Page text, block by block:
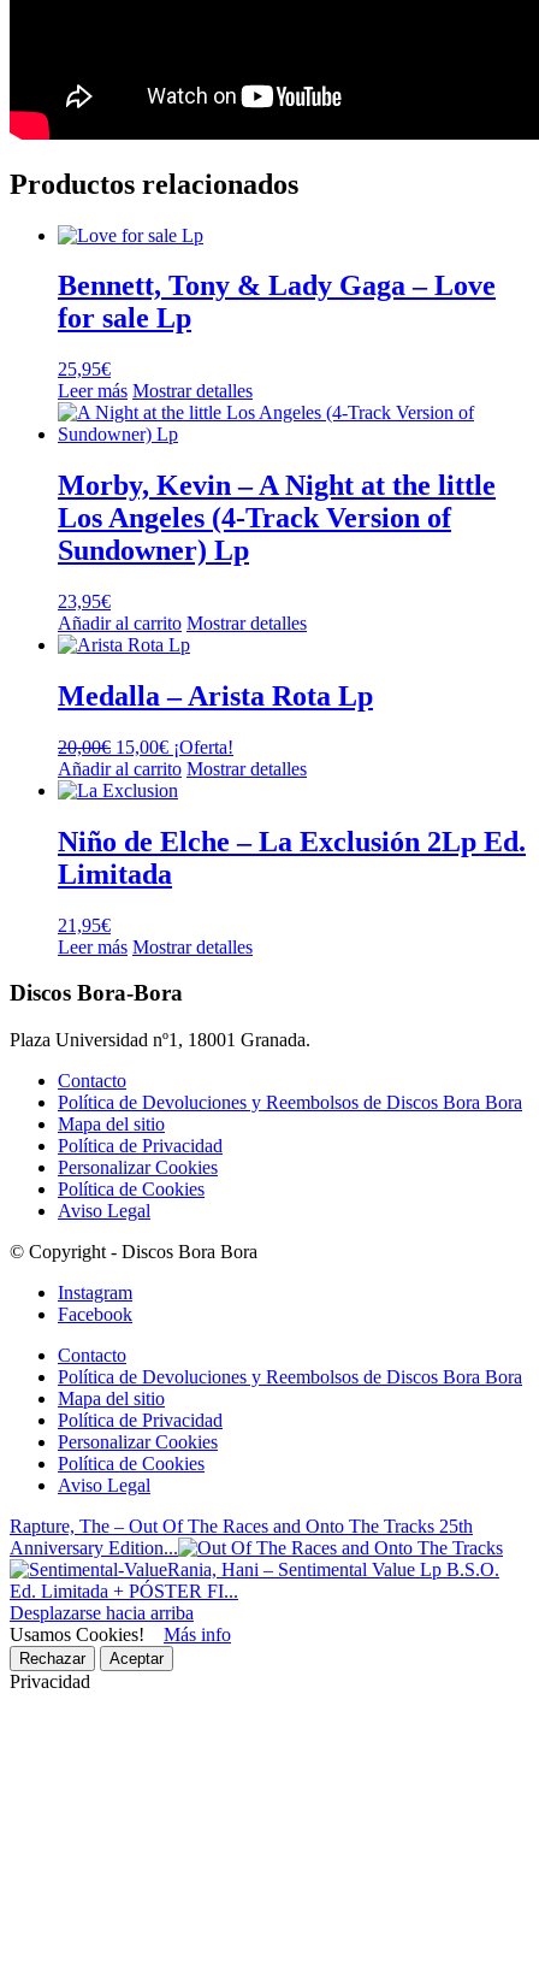
Productos relacionados
Bennett, Tony & Lady Gaga – Love
for sale Lp
25,95€
Leer más Mostrar detalles
Morby, Kevin – A Night at the little
Los Angeles (4-Track Version of
Sundowner) Lp
23,95€
Añadir al carrito Mostrar detalles
Medalla – Arista Rota Lp
20,00€ El
precio
original
20,00€.
15,00€El
precio
actual
15,00€.
¡Oferta!
Añadir al carrito Mostrar detalles
Niño de Elche – La Exclusión 2Lp Ed.
Limitada
21,95€
Leer más Mostrar detalles
Discos Bora-Bora
Plaza Universidad nº1, 18001 Granada.
Contacto
Política de Devoluciones y Reembolsos de Discos Bora Bora
Mapa del sitio
Política de Privacidad
Personalizar Cookies
Política de Cookies
Aviso Legal
© Copyright - Discos Bora Bora
Instagram
Facebook
Contacto
Política de Devoluciones y Reembolsos de Discos Bora Bora
Mapa del sitio
Política de Privacidad
Personalizar Cookies
Política de Cookies
Aviso Legal
Rapture, The – Out Of The Races and Onto The Tracks 25th
Anniversary Edition...
Rania, Hani – Sentimental Value Lp B.S.O.
Ed. Limitada + PÓSTER FI...
Desplazarse hacia arriba
Usamos Cookies! Más info
Rechazar Aceptar
Privacidad